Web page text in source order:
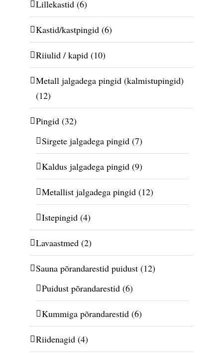
Lillekastid (6)
Kastid/kastpingid (6)
Riiulid / kapid (10)
Metall jalgadega pingid (kalmistupingid)
(12)
Pingid (32)
Sirgete jalgadega pingid (7)
Kaldus jalgadega pingid (9)
Metallist jalgadega pingid (12)
Istepingid (4)
Lavaastmed (2)
Sauna põrandarestid puidust (12)
Puidust põrandarestid (6)
Kummiga põrandarestid (6)
Riidenagid (4)